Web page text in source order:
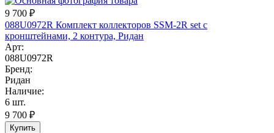
9 700 ₽
088U0972R Комплект коллекторов SSM-2R set с
кронштейнами, 2 контура, Ридан
Арт:
088U0972R
Бренд:
Ридан
Наличие:
6 шт.
9 700 ₽
Купить